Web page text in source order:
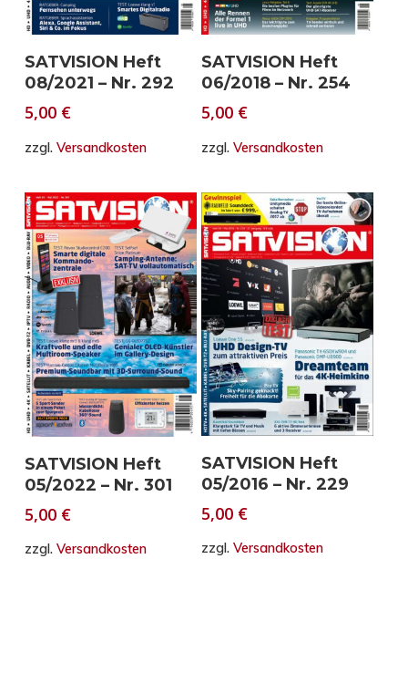
In den Warenkorb
SATVISION Heft
08/2021 – Nr. 292
5,00 €
zzgl. Versandkosten
In den Warenkorb
SATVISION Heft
06/2018 – Nr. 254
5,00 €
zzgl.Versandkosten
In den Warenkorb
SATVISION Heft
05/2022 – Nr. 301
5,00 €
zzgl. Versandkosten
In den Warenkorb
SATVISION Heft
05/2016 – Nr. 229
5,00 €
zzgl.Versandkosten